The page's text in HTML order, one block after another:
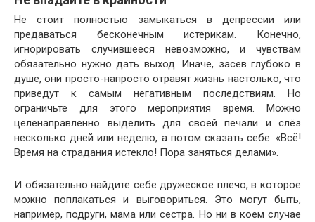
Не стоит полностью замыкаться в депрессии или
предаваться бесконечным истерикам. Конечно,
игнорировать случившееся невозможно, и чувствам
обязательно нужно дать выход. Иначе, засев глубоко в
душе, они просто-напросто отравят жизнь настолько, что
приведут к самым негативным последствиям. Но
ограничьте для этого мероприятия время. Можно
целенаправленно выделить для своей печали и слёз
несколько дней или неделю, а потом сказать себе: «Всё!
Время на страдания истекло! Пора заняться делами».
И обязательно найдите себе дружеское плечо, в которое
можно поплакаться и выговориться. Это могут быть,
например, подруги, мама или сестра. Но ни в коем случае